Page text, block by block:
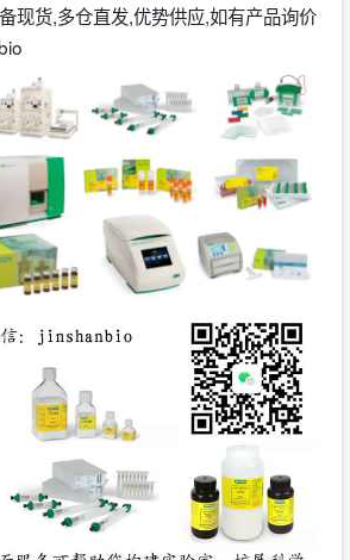
现货,多仓直发,优势供应,如有产品询价